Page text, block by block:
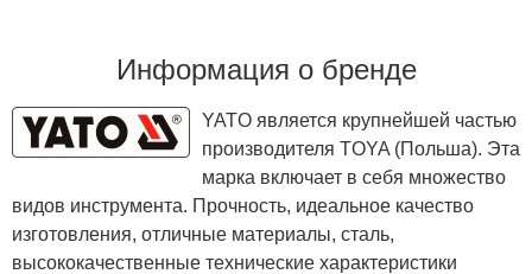
Информация о бренде
YATO является крупнейшей частью
производителя TOYA (Польша). Эта
марка включает в себя множество
видов инструмента. Прочность, идеальное качество
изготовления, отличные материалы, сталь,
высококачественные технические характеристики